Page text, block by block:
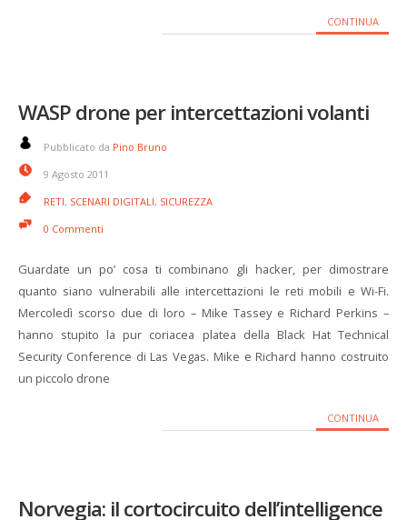
CONTINUA
WASP drone per intercettazioni volanti
Pubblicato da Pino Bruno
9 Agosto 2011
RETI, SCENARI DIGITALI, SICUREZZA
0 Commenti
Guardate un po’ cosa ti combinano gli hacker, per dimostrare
quanto siano vulnerabili alle intercettazioni le reti mobili e Wi-Fi.
Mercoledì scorso due di loro – Mike Tassey e Richard Perkins –
hanno stupito la pur coriacea platea della Black Hat Technical
Security Conference di Las Vegas. Mike e Richard hanno costruito
un piccolo drone
CONTINUA
Norvegia: il cortocircuito dell’intelligence